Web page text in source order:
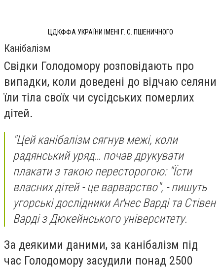
ЦДКФФА УКРАЇНИ ІМЕНІ Г. С. ПШЕНИЧНОГО
Канібалізм
Свідки Голодомору розповідають про
випадки, коли доведені до відчаю селяни
їли тіла своїх чи сусідських померлих
дітей.
"Цей канібалізм сягнув межі, коли
радянський уряд… почав друкувати
плакати з такою пересторогою: "Їсти
власних дітей - це варварство", - пишуть
угорські дослідники Аґнес Варді та Стівен
Варді з Дюкейнського університету.
За деякими даними, за канібалізм під
час Голодомору засудили понад 2500